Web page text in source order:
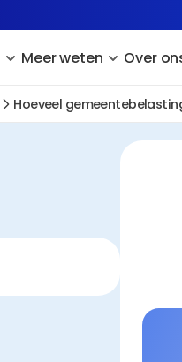
Meer weten Over
Hoeveel